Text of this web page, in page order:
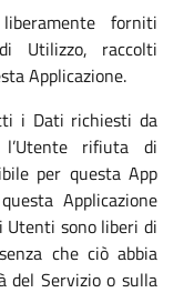
forniti
Utilizzo, raccolti
Applicazione.
i Dati richiesti da
rifiuta di
per questa App
Applicazione
Utenti sono liberi di
che ciò abbia
del Servizio o sulla